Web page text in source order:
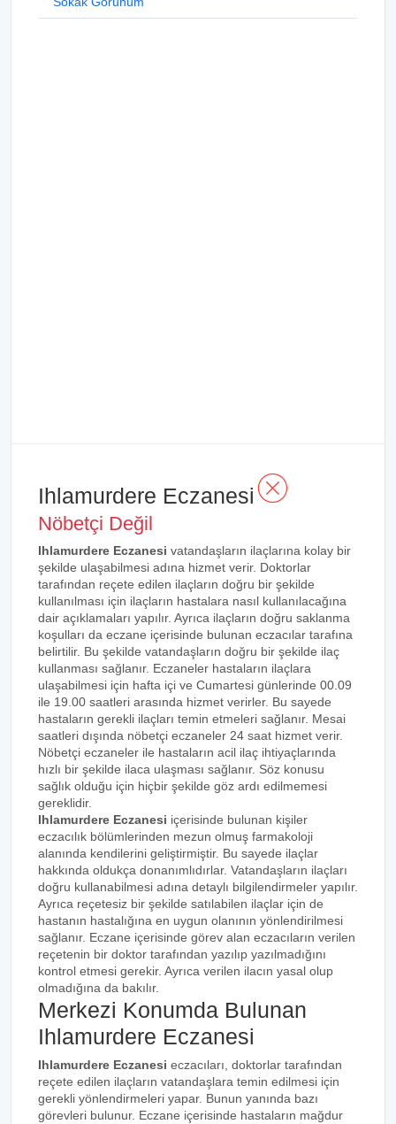
Ihlamurdere Eczanesi
Nöbetçi Değil
Ihlamurdere Eczanesi vatandaşların ilaçlarına kolay bir
şekilde ulaşabilmesi adına hizmet verir. Doktorlar
tarafından reçete edilen ilaçların doğru bir şekilde
kullanılması için ilaçların hastalara nasıl kullanılacağına
dair açıklamaları yapılır. Ayrıca ilaçların doğru saklanma
koşulları da eczane içerisinde bulunan eczacılar tarafına
belirtilir. Bu şekilde vatandaşların doğru bir şekilde ilaç
kullanması sağlanır. Eczaneler hastaların ilaçlara
ulaşabilmesi için hafta içi ve Cumartesi günlerinde 00.09
ile 19.00 saatleri arasında hizmet verirler. Bu sayede
hastaların gerekli ilaçları temin etmeleri sağlanır. Mesai
saatleri dışında nöbetçi eczaneler 24 saat hizmet verir.
Nöbetçi eczaneler ile hastaların acil ilaç ihtiyaçlarında
hızlı bir şekilde ilaca ulaşması sağlanır. Söz konusu
sağlık olduğu için hiçbir şekilde göz ardı edilmemesi
gereklidir.
Ihlamurdere Eczanesi içerisinde bulunan kişiler
eczacılık bölümlerinden mezun olmuş farmakoloji
alanında kendilerini geliştirmiştir. Bu sayede ilaçlar
hakkında oldukça donanımlıdırlar. Vatandaşların ilaçları
doğru kullanabilmesi adına detaylı bilgilendirmeler yapılır.
Ayrıca reçetesiz bir şekilde satılabilen ilaçlar için de
hastanın hastalığına en uygun olanının yönlendirilmesi
sağlanır. Eczane içerisinde görev alan eczacıların verilen
reçetenin bir doktor tarafından yazılıp yazılmadığını
kontrol etmesi gerekir. Ayrıca verilen ilacın yasal olup
olmadığına da bakılır.
Merkezi Konumda Bulunan
Ihlamurdere Eczanesi
Ihlamurdere Eczanesi eczacıları, doktorlar tarafından
reçete edilen ilaçların vatandaşlara temin edilmesi için
gerekli yönlendirmeleri yapar. Bunun yanında bazı
görevleri bulunur. Eczane içerisinde hastaların mağdur